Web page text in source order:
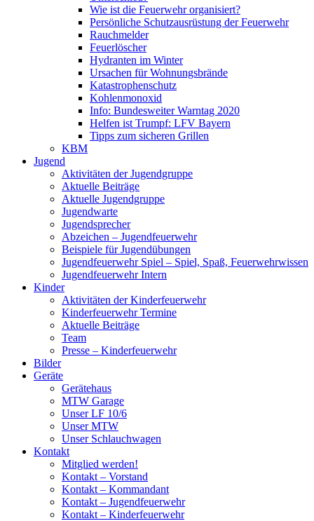
Wie ist die Feuerwehr organisiert?
Persönliche Schutzausrüstung der Feuerwehr
Rauchmelder
Feuerlöscher
Hydranten im Winter
Ursachen für Wohnungsbrände
Katastrophenschutz
Kohlenmonoxid
Info: Bundesweiter Warntag 2020
Helfen ist Trumpf: LFV Bayern
Tipps zum sicheren Grillen
KBM
Jugend
Aktivitäten der Jugendgruppe
Aktuelle Beiträge
Aktuelle Jugendgruppe
Jugendwarte
Jugendsprecher
Abzeichen – Jugendfeuerwehr
Beispiele für Jugendübungen
Jugendfeuerwehr Spiel – Spiel, Spaß, Feuerwehrwissen
Jugendfeuerwehr Intern
Kinder
Aktivitäten der Kinderfeuerwehr
Kinderfeuerwehr Termine
Aktuelle Beiträge
Team
Presse – Kinderfeuerwehr
Bilder
Geräte
Gerätehaus
MTW Garage
Unser LF 10/6
Unser MTW
Unser Schlauchwagen
Kontakt
Mitglied werden!
Kontakt – Vorstand
Kontakt – Kommandant
Kontakt – Jugendfeuerwehr
Kontakt – Kinderfeuerwehr